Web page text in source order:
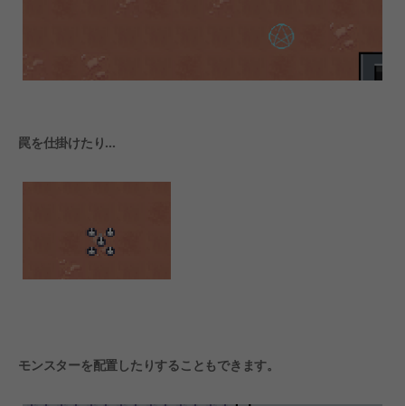
罠を仕掛けたり...
モンスターを配置したりすることもできます。